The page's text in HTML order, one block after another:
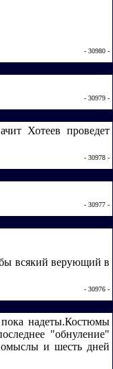
- 30980 -
- 30979 -
Хотеев проведет
- 30978 -
- 30977 -
всякий верующий в
- 30976 -
надеты.Костюмы
"обнуление"
и шесть дней